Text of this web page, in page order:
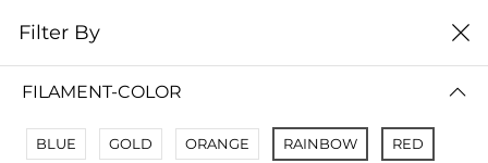
0
No Results
Filter By
FILAMENT-COLOR
BLUE GOLD ORANGE RAINBOW RED